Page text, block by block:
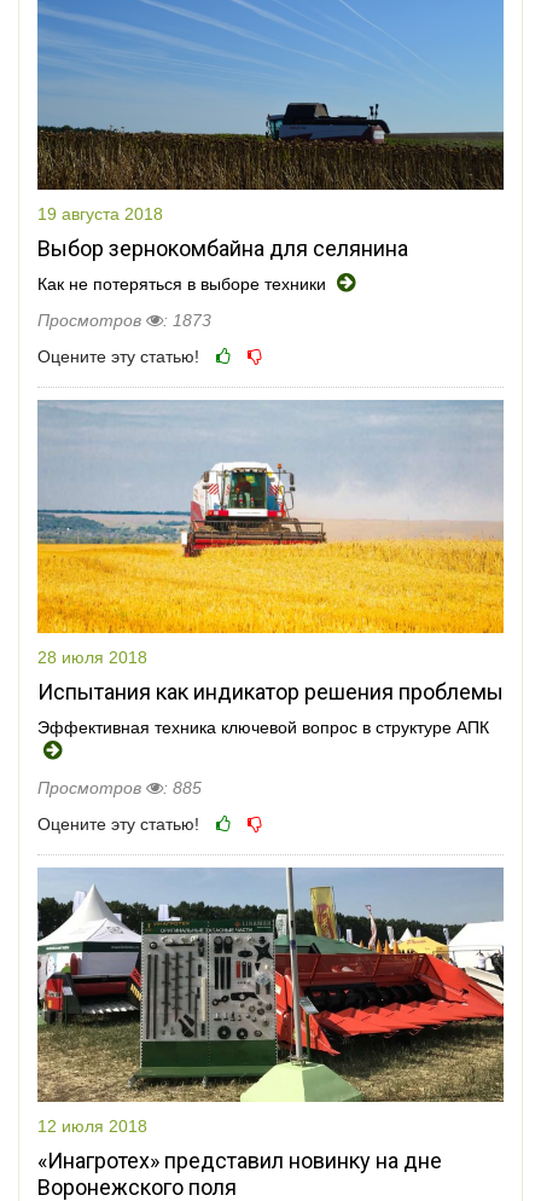
19 августа 2018
Выбор зернокомбайна для селянина
Как не потеряться в выборе техники
Просмотров
: 1873
Оцените эту статью!
28 июля 2018
Испытания как индикатор решения проблемы
Эффективная техника ключевой вопрос в структуре АПК
Просмотров
: 885
Оцените эту статью!
12 июля 2018
«Инагротех» представил новинку на дне
Воронежского поля